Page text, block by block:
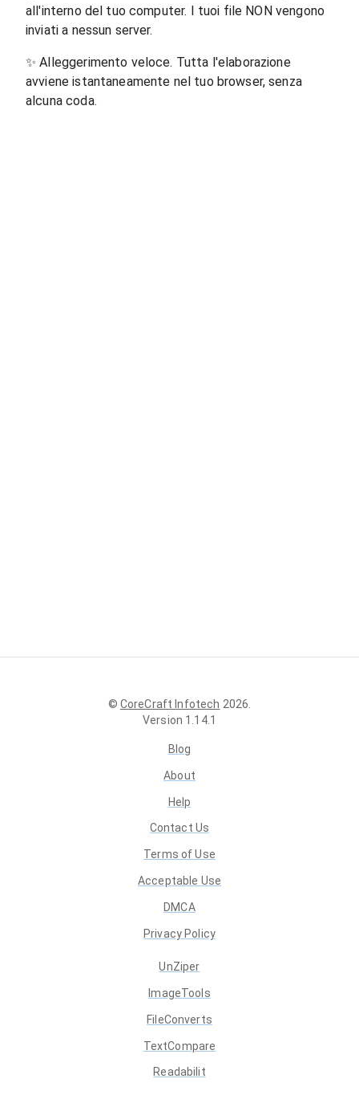
all'interno del tuo computer. I tuoi file NON vengono
inviati a nessun server.
✨Alleggerimento veloce. Tutta l'elaborazione
avviene istantaneamente nel tuo browser, senza
alcuna coda.
© CoreCraft Infotech 2026
Version 1.14.1
Blog
About
Help
Contact Us
Terms of Use
Acceptable Use
DMCA
Privacy Policy
UnZiper
ImageTools
FileConverts
TextCompare
Readabilit